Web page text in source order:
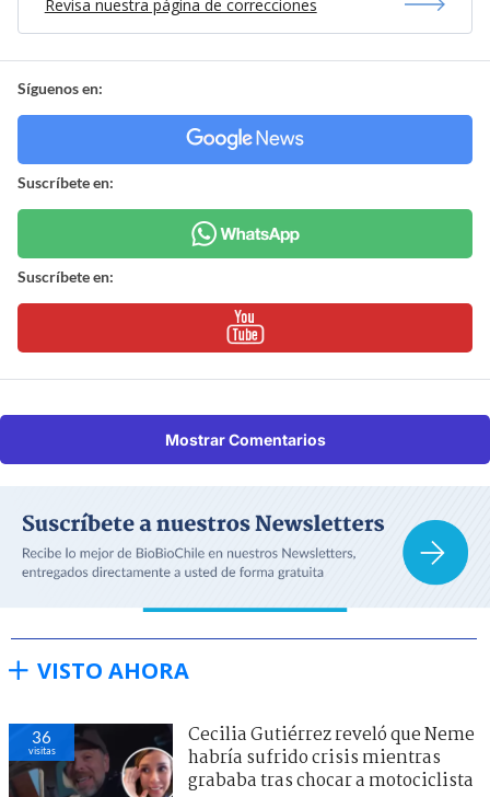
Revisa nuestra página de correcciones
Síguenos en:
Suscríbete en:
Suscríbete en:
Mostrar Comentarios
VISTO AHORA
36
visitas
Cecilia Gutiérrez reveló que Neme
habría sufrido crisis mientras
grababa tras chocar a motociclista